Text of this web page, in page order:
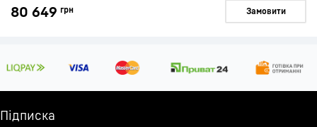
80 649 грн Замовити
Підписка